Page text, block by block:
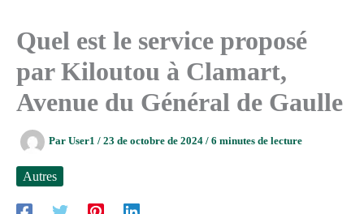
Quel est le service proposé
par Kiloutou à Clamart,
Avenue du Général de Gaulle
Par User1 / 23 de octobre de 2024 / 6 minutes de lecture
Autres